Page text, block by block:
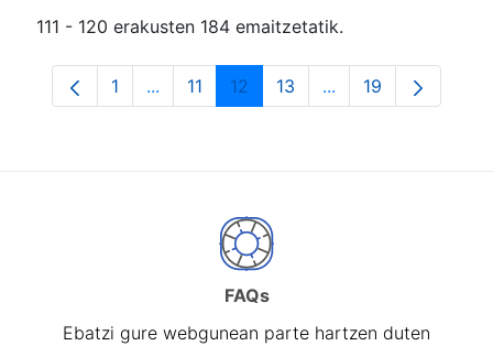
111 - 120 erakusten 184 emaitzetatik.
Orrialdea
1 ...Intermediate Pages Use TAB to navigate.
Orrialdea
11 Orrialdea
12 Orrialdea
13 ...Intermediate
Orrialdea
19
FAQs
Ebatzi gure webgunean parte hartzen duten